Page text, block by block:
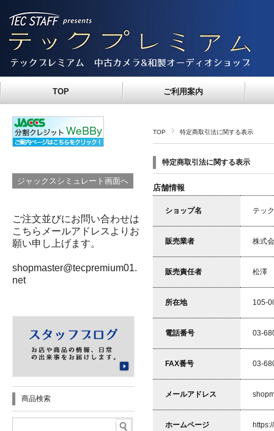
TOP ご利用案内
TOP 特定商取引法に関する表示
特定商取引法に関する表示
店舗情報
ショップ名 テッ
販売業者 株式
販売責任者 松澤
所在地 105-
電話番号 03-
FAX番号 03-
メールアドレス
ホームページ
ご注文並びにお問い合わせは
こちらメールアドレスよりお
願い申し上げます。
shopmaster@tecpremium01.
net
商品検索